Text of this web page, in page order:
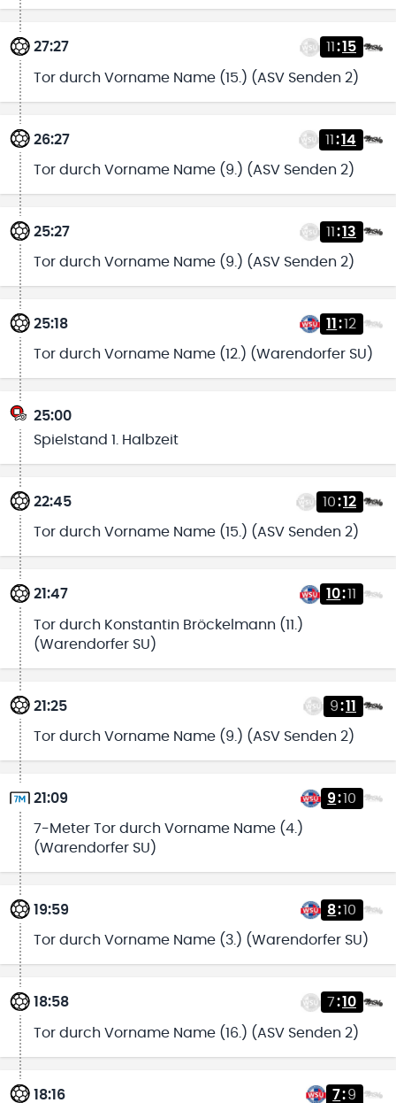
27:27 11 :15
Tor durch Vorname Name (15.) (ASV Senden 2)
26:27 11:14
Tor durch Vorname Name (9.) (ASV Senden 2)
25:27 11 :13
Tor durch Vorname Name (9.) (ASV Senden 2)
25:18 11 :12
Tor durch Vorname Name (12.) (Warendorfer SU)
25:00
Spielstand 1. Halbzeit
22:45 10:12
Tor durch Vorname Name (15.) (ASV Senden 2)
21:47 10:11
Tor durch Konstantin Bröckelmann (11.)
(Warendorfer SU)
21:25 9:11
Tor durch Vorname Name (9.) (ASV Senden 2)
21:09 9:10
7-Meter Tor durch Vorname Name (4.)
(Warendorfer SU)
19:59 8:10
Tor durch Vorname Name (3.) (Warendorfer SU)
18:58 7:10
Tor durch Vorname Name (16.) (ASV Senden 2)
18:16 7:9